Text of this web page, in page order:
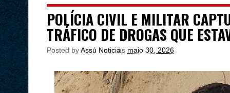
POLÍCIA CIVIL E MILITAR
TRÁFICO DE DROGAS QUE
Posted byAssú Noticia
às maio 30, 2026